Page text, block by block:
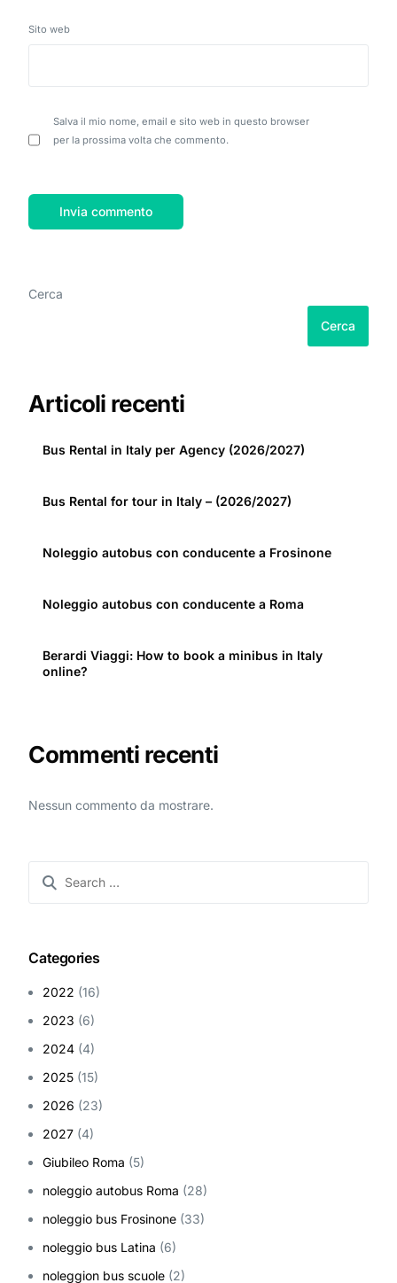
Sito web
Salva il mio nome, email e sito web in questo browser
per la prossima volta che commento.
Cerca
Cerca
Articoli recenti
Bus Rental in Italy per Agency (2026/2027)
Bus Rental for tour in Italy – (2026/2027)
Noleggio autobus con conducente a Frosinone
Noleggio autobus con conducente a Roma
Berardi Viaggi: How to book a minibus in Italy
online?
Commenti recenti
Nessun commento da mostrare.
Categories
2022 (16)
2023 (6)
2024 (4)
2025 (15)
2026 (23)
2027 (4)
Giubileo Roma (5)
noleggio autobus Roma (28)
noleggio bus Frosinone (33)
noleggio bus Latina (6)
noleggion bus scuole (2)